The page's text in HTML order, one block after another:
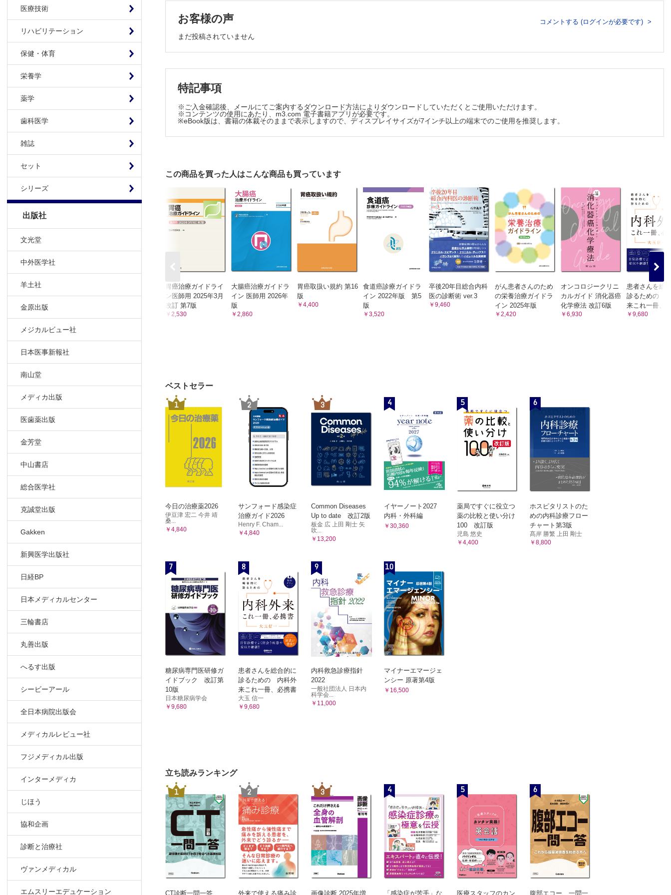
医療技術
リハビリテーション
保健・体育
栄養学
薬学
歯科医学
雑誌
セット
シリーズ
出版社
文光堂
中外医学社
羊土社
金原出版
メジカルビュー社
日本医事新報社
南山堂
メディカ出版
医歯薬出版
金芳堂
中山書店
総合医学社
克誠堂出版
Gakken
新興医学出版社
日経BP
日本メディカルセンター
三輪書店
丸善出版
へるす出版
シービーアール
全日本病院出版会
メディカルレビュー社
フジメディカル出版
インターメディカ
じほう
協和企画
診断と治療社
ヴァンメディカル
エムスリーエデュケーション
B．手術の方法
か？
C．合併症
Q1 胃がんの手術後に起こりうる合併症にはどのようなものがあ
Q2 ダンピング症状について詳しく教えてください。
Q3 切除した胃は時間が経つともとの大きさに戻るのでしょう
か？
Q4 手術を受けるとどれくらい体重が落ちるのでしょうか？ ま
た体重はしばらくすると、もとに戻るのでしょうか？
Q5 食事以外に胃の手術後の生活で気を付けることを教えてくだ
さい。
Q6 胃切除後の肺炎球菌ワクチン接種について詳しく教えてくだ
さい。
Q1 手術で取りきれたといわれましたが再発をきたしました。も
う一度手術で切除できないのでしょうか？
A．補助化学療法
Q1 補助化学療法ってなんですか？どういう人が対象になります
か？手術だけではだめでしょうか？治療としてはどれくらいの期間
B．進行再発症例に対してのがん薬物療法
仕事は続けていけますか?
Q7 薬物療法が予定通りにできません。どうしたらよいでしょう
か？
Q8 腹腔内化学療法について教えてください。
Q9 CT検査はどのぐらいの間隔で受けた方がよいのでしょうか？
Q10 腫瘍マーカーが気になって仕方がありません。どう考えた
らよいでしょうか？
Q11 薬物療法を変更した方がよいと言われました。なぜでしょう
Q12 がんゲノム医療、がん遺伝子パネル検査ってなんですか？
Q13 主治医から「これ以上治療法がない」と言われました。ど
ときなのでしょうか？
(6)支持療法・緩和治療
Q1 進行再発がんで治療中ですが、食事が食べられません。どう
したらよいでしょうか？
Q2 腹水があると言われていますが、お腹が張って苦しいです。
どうしたらよいでしょうか？
Q5 手術が適応にならない出血に対してどのような治療がありま
すか？
Q6 食事が取れないときに自宅で点滴をすることはできますか？
Q7 痛みに対して麻薬を使うと言われました。中毒にならないか
が心配です。
Q8 アドバンス・ケア・プランニングとはなんですか？
Q9 緩和ケアはどのようなものですか？
Q10 補完代替医療、統合医療とはどのようなものですか？
索引
2章 胃がん治療ガイドラインの解説
1 治療の原則
2 胃がんに対する内視鏡治療
3） 内視鏡的切除の根治性
3 胃がんに対する手術
1） 手術の種類と定義
2） 胃の切除範囲
5） その他
4 胃がんに対する薬物療法
1） 切除不能進行・再発胃がんに対する薬物療法
2） 補助化学療法
5 支持療法・緩和ケア
6 胃がん手術後のフォローアップ
Q2 検診は毎年受けたほうがよいですか？
Q3 胃がんの種類にはどのようなものがありますか？
Q4 ピロリ菌の除菌は必要ですか？ 除菌すればがんにならないのですか？
Q10 胃がんと診断されましたが、仕事や生活はどうしたらよいですか？
Q11 胃がん治療にはどのくらい費用がかかりますか？
Q12 5年生存率とは何ですか？
Q13 胃がんと診断されました。子供を持ちたいと思っていますがどうしたらよいでしょうか？
(2)診断
Q1 胃がんの診断はどのようにして行いますか？
Q2 治療方針を決めるために、ほかにどのような検査が必要ですか？
Q3 審査腹腔鏡はどのようなときに行うのですか？
Q1 内視鏡的切除とはどのような治療法ですか？
Q2 ESD後の偶発症にはどのようなものがありますか？
Q3 内視鏡的切除はどのような患者さんに行われますか？
Q4 内視鏡的切除後の治療方針について教えてください。
A．総論・適応
Q1 胃がんの手術でリンパ節も切除するのはなぜですか？ リンパ節を切除することで後遺症はないのでしょうか？
Q2 手術の前に2?3カ月間抗がん剤治療を行うと言われました。その間に胃がんが進んでしまうことはありませんか？
Q3 ステージ?と言われ、抗がん剤治療を受けることになりました。手術を受けることはできないのでしょうか？
Q4 手術予定が1カ月後になりました。待っている間にがんが進行してしまうことはありませんか？
Q5 胃がんの手術を受ける場合、どれくらいの入院が必要でしょうか？
Q6 胃がんの手術を受けるときにピロリ菌の除菌は必要ですか？
B．手術の方法
Q1 胃がんの手術では胃を切除する範囲はどのように決めるのでしょうか？
Q2 胃の中央よりも上側にできたがんに対して全摘が必要と言われました。胃を残す手術はできませんか？
Q3 開腹手術、腹腔鏡下手術、ロボット支援手術の違いは何ですか？
Q2 ダンピング症状について詳しく教えてください。
Q3 切除した胃は時間が経つともとの大きさに戻るのでしょうか？
Q4 手術を受けるとどれくらい体重が落ちるのでしょうか？ また体重はしばらくすると、もとに戻るのでしょうか？
Q5 食事以外に胃の手術後の生活で気を付けることを教えてください。
Q6 胃切除後の肺炎球菌ワクチン接種について詳しく教えてください。
E．再発
Q1 手術で取りきれたといわれましたが再発をきたしました。もう一度手術で切除できないのでしょうか？
(5)薬物療法
A．補助化学療法
Q1 補助化学療法ってなんですか？どういう人が対象になりますか？手術だけではだめでしょうか？治療としてはどれくらいの期間続けるのでしょ
お客様の声 コメントする (ログインが必要です)
まだ投稿されていません
特記事項
※ご入金確認後、メールにてご案内するダウンロード方法によりダウンロードしていただくとご使用いただけます。
※コンテンツの使用にあたり、m3.com 電子書籍アプリが必要です。
※eBook版は、書籍の体裁そのままで表示しますので、ディスプレイサイズが7インチ以上の端末でのご使用を推奨します。
この商品を買った人はこんな商品も買っています
胃癌治療ガイドライ
ン医師用 2025年3月
改訂 第7版
￥2,530
大腸癌治療ガイドラ
イン 医師用 2026年
版
￥2,860
胃癌取扱い規約 第16
版
￥4,400
食道癌診療ガイドラ
イン 2022年版 第5
版
￥3,520
卒後20年目総合内科
医の診断術 ver.3
￥9,460
がん患者さんのため
の栄養治療ガイドラ
イン 2025年版
￥2,420
オンコロジークリニ
カルガイド 消化器癌
化学療法 改訂6版
￥6,930
患者さんを総
診るための
来これ一冊、
￥9,680
ベストセラー
1
今日の治療薬2026
伊豆津 宏二 今井 靖
桑...
￥4,840
2
サンフォード感染症
治療ガイド2026
Henry F. Cham...
￥4,840
3
Common Diseases
Up to date 改訂2版
板金 広 上田 剛士 矢
吹...
￥13,200
4
イヤーノート2027
内科・外科編
￥30,360
5
薬局ですぐに役立つ
薬の比較と使い分け
100 改訂版
児島 悠史
￥4,400
6
ホスピタリストのた
めの内科診療フロー
チャート第3版
髙岸 勝繁 上田 剛士
￥8,800
7
糖尿病専門医研修ガ
イドブック 改訂第
10版
日本糖尿病学会
￥9,680
8
患者さんを総合的に
診るための 内科外
来これ一冊、必携書
大玉 信一
￥9,680
9
内科救急診療指針
2022
一般社団法人 日本内
科学会...
￥11,000
10
マイナーエマージェ
ンシー 原著第4版
￥16,500
立ち読みランキング
1
CT診断一問一答
2
外来で使える痛み診
3
画像診断 2025年増
4
「感染症が苦手」な
5
医療スタッフのカン
6
腹部エコー 一問一